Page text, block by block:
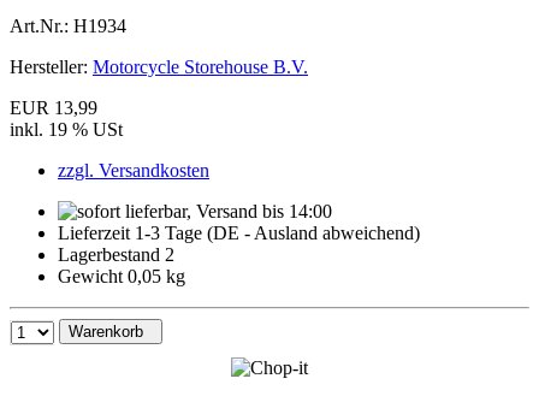
Art.Nr.: H1934
Hersteller: Motorcycle Storehouse B.V.
EUR 13,99
inkl. 19 % USt
zzgl. Versandkosten
Lieferzeit 1-3 Tage (DE - Ausland abweichend)
Lagerbestand 2
Gewicht 0,05 kg
Warenkorb